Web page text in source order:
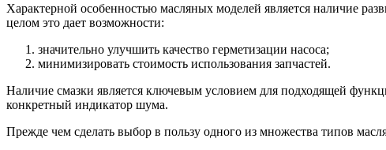
Характерной особенностью масляных моделей является наличие
целом это дает возможности:
значительно улучшить качество герметизации насоса;
минимизировать стоимость использования запчастей.
Наличие смазки является ключевым условием для подходящей
конкретный индикатор шума.
Прежде чем сделать выбор в пользу одного из множества типов